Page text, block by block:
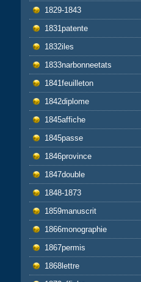
1829-1843
1831patente
1832iles
1833narbonneetats
1841feuilleton
1842diplome
1845affiche
1845passe
1846province
1847double
1848-1873
1859manuscrit
1866monographie
1867permis
1868lettre